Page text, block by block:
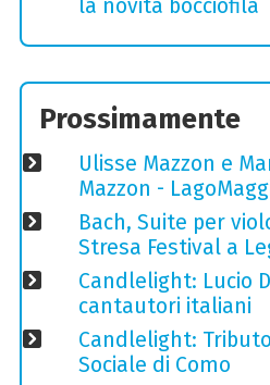
la novità bocciofila
Prossimamente
Ulisse Mazzon e
Mazzon -
Bach, Suite per
Stresa Festival a
Candlelight: Lucio
cantautori italiani
Candlelight:
Sociale di Como